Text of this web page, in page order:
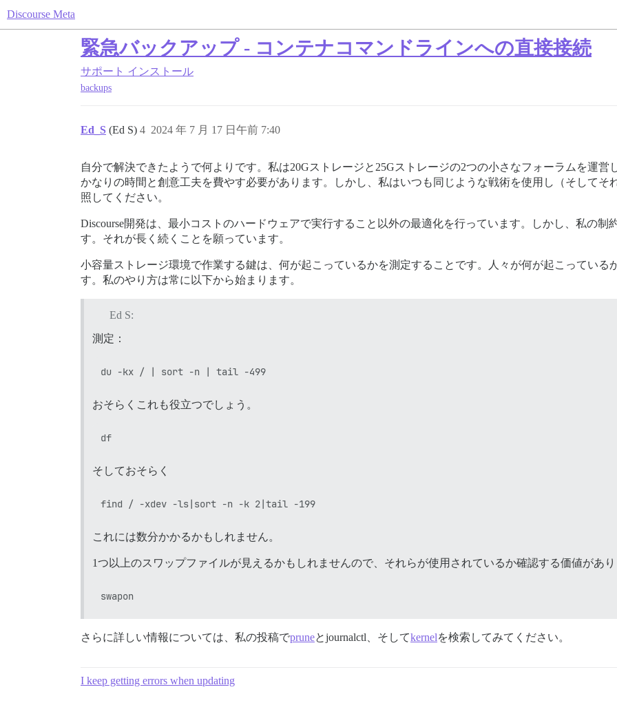
Discourse Meta
緊急バックアップ - コンテナコマンドラインへの直接接続
サポート インストール
backups
Ed_S (Ed S) 2024 年 7 月 17 日午前 7:40
4
自分で解決できたようで何よりです。私は20Gストレージと25Gストレージの2つの小さなフォーラムを運
かなりの時間と創意工夫を費やす必要があります。しかし、私はいつも同じような戦術を使用し（そしてそ
照してください。
Discourse開発は、最小コストのハードウェアで実行すること以外の最適化を行っています。しかし、私の
す。それが長く続くことを願っています。
小容量ストレージ環境で作業する鍵は、何が起こっているかを測定することです。人々が何が起こっている
す。私のやり方は常に以下から始まります。
Ed S:
測定：
おそらくこれも役立つでしょう。
そしておそらく
これには数分かかるかもしれません。
1つ以上のスワップファイルが見えるかもしれませんので、それらが使用されているか確認する価値があ
さらに詳しい情報については、私の投稿でpruneとjournalctl、そしてkernelを検索してみてください。
I keep getting errors when updating